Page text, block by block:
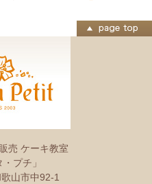
売 ケーキ教室
・プチ」
山市中92-1